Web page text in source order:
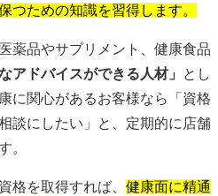
つための知識を習得します。
薬品やサプリメント、健康食品
アドバイスができる人材」
とし
に関心があるお客様なら「資格
談にしたい」と、定期的に店舗
。
格を取得すれば、 健康面に精通